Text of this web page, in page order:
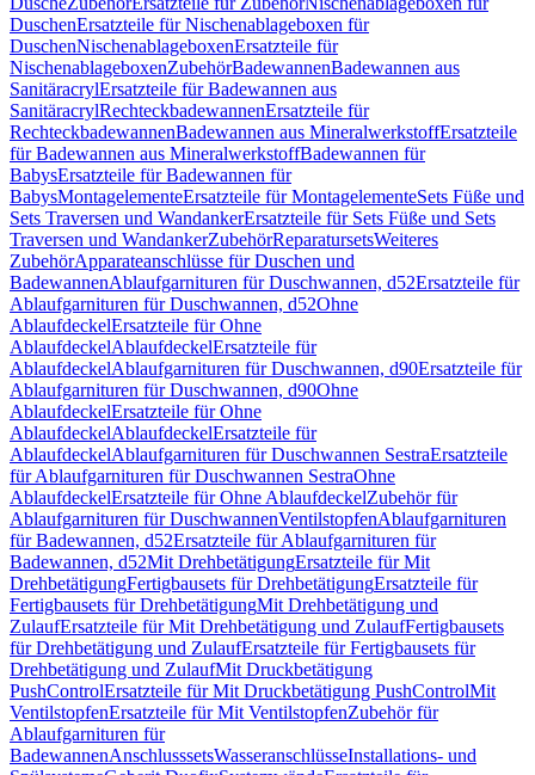
DuschenErsatzteile für Nischenablageboxen für
DuschenNischenablageboxenErsatzteile für
NischenablageboxenZubehörBadewannenBadewannen aus
SanitäracrylErsatzteile für Badewannen aus
SanitäracrylRechteckbadewannenErsatzteile für
RechteckbadewannenBadewannen aus MineralwerkstoffErsatzteile
für Badewannen aus MineralwerkstoffBadewannen für
BabysErsatzteile für Badewannen für
BabysMontagelementeErsatzteile für MontagelementeSets Füße und
Sets Traversen und WandankerErsatzteile für Sets Füße und Sets
Traversen und WandankerZubehörReparatursetsWeiteres
ZubehörApparateanschlüsse für Duschen und
BadewannenAblaufgarnituren für Duschwannen, d52Ersatzteile für
Ablaufgarnituren für Duschwannen, d52Ohne
AblaufdeckelErsatzteile für Ohne
AblaufdeckelAblaufdeckelErsatzteile für
AblaufdeckelAblaufgarnituren für Duschwannen, d90Ersatzteile für
Ablaufgarnituren für Duschwannen, d90Ohne
AblaufdeckelErsatzteile für Ohne
AblaufdeckelAblaufdeckelErsatzteile für
AblaufdeckelAblaufgarnituren für Duschwannen SestraErsatzteile
für Ablaufgarnituren für Duschwannen SestraOhne
AblaufdeckelErsatzteile für Ohne AblaufdeckelZubehör für
Ablaufgarnituren für DuschwannenVentilstopfenAblaufgarnituren
für Badewannen, d52Ersatzteile für Ablaufgarnituren für
Badewannen, d52Mit DrehbetätigungErsatzteile für Mit
DrehbetätigungFertigbausets für DrehbetätigungErsatzteile für
Fertigbausets für DrehbetätigungMit Drehbetätigung und
ZulaufErsatzteile für Mit Drehbetätigung und ZulaufFertigbausets
für Drehbetätigung und ZulaufErsatzteile für Fertigbausets für
Drehbetätigung und ZulaufMit Druckbetätigung
PushControlErsatzteile für Mit Druckbetätigung PushControlMit
VentilstopfenErsatzteile für Mit VentilstopfenZubehör für
Ablaufgarnituren für
BadewannenAnschlusssetsWasseranschlüsseInstallations- und